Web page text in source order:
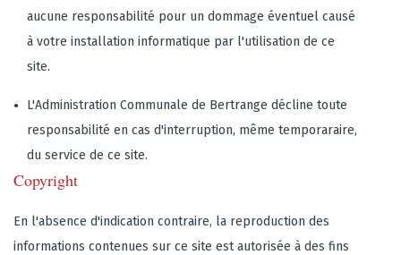
aucune responsabilité pour un dommage éventuel causé
à votre installation informatique par l'utilisation de ce
site.
L'Administration Communale de Bertrange décline toute
responsabilité en cas d'interruption, même temporaraire,
du service de ce site.
Copyright
En l'absence d'indication contraire, la reproduction des
informations contenues sur ce site est autorisée à des fins